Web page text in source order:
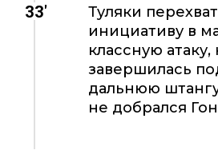
33'
Туляки
инициативу в
классную атаку,
завершилась
дальнюю
не добрался